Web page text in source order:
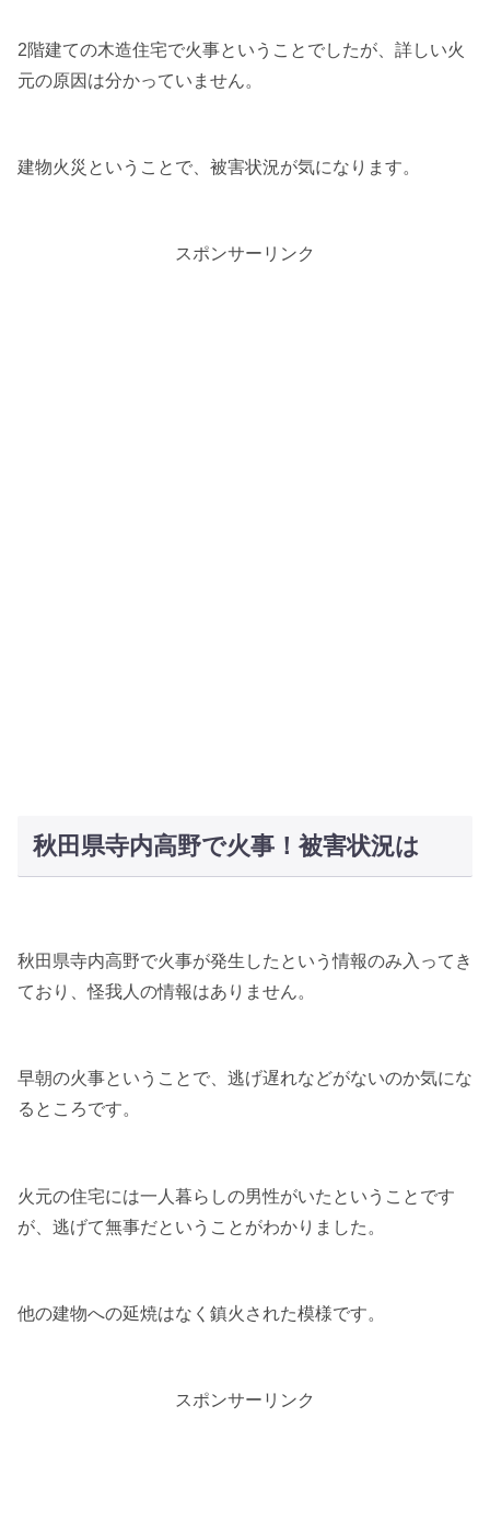
2階建ての木造住宅で火事ということでしたが、詳しい火
元の原因は分かっていません。
建物火災ということで、被害状況が気になります。
スポンサーリンク
秋田県寺内高野で火事！被害状況は
秋田県寺内高野で火事が発生したという情報のみ入ってき
ており、怪我人の情報はありません。
早朝の火事ということで、逃げ遅れなどがないのか気にな
るところです。
火元の住宅には一人暮らしの男性がいたということです
が、逃げて無事だということがわかりました。
他の建物への延焼はなく鎮火された模様です。
スポンサーリンク